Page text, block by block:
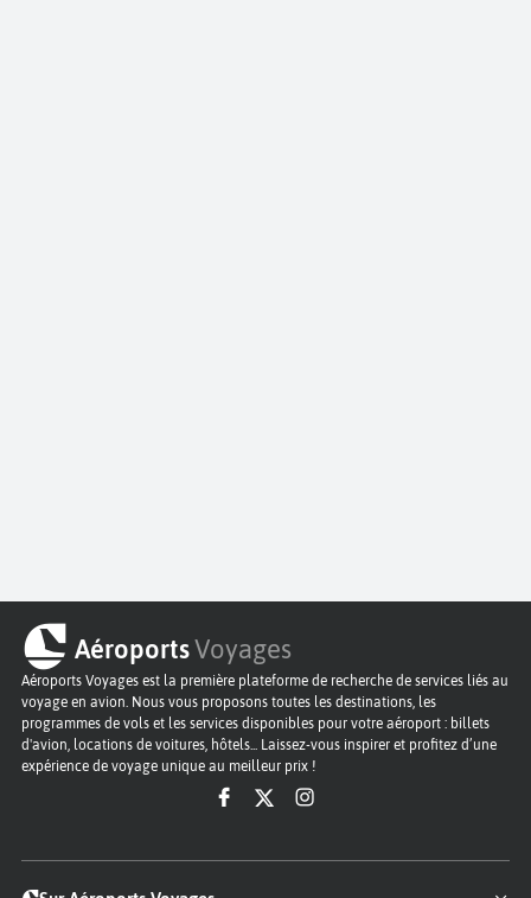
AéroportsVoyages
Aéroports Voyages est la première plateforme de recherche de services liés au
voyage en avion. Nous vous proposons toutes les destinations, les
programmes de vols et les services disponibles pour votre aéroport : billets
d'avion, locations de voitures, hôtels... Laissez-vous inspirer et profitez d’une
expérience de voyage unique au meilleur prix !